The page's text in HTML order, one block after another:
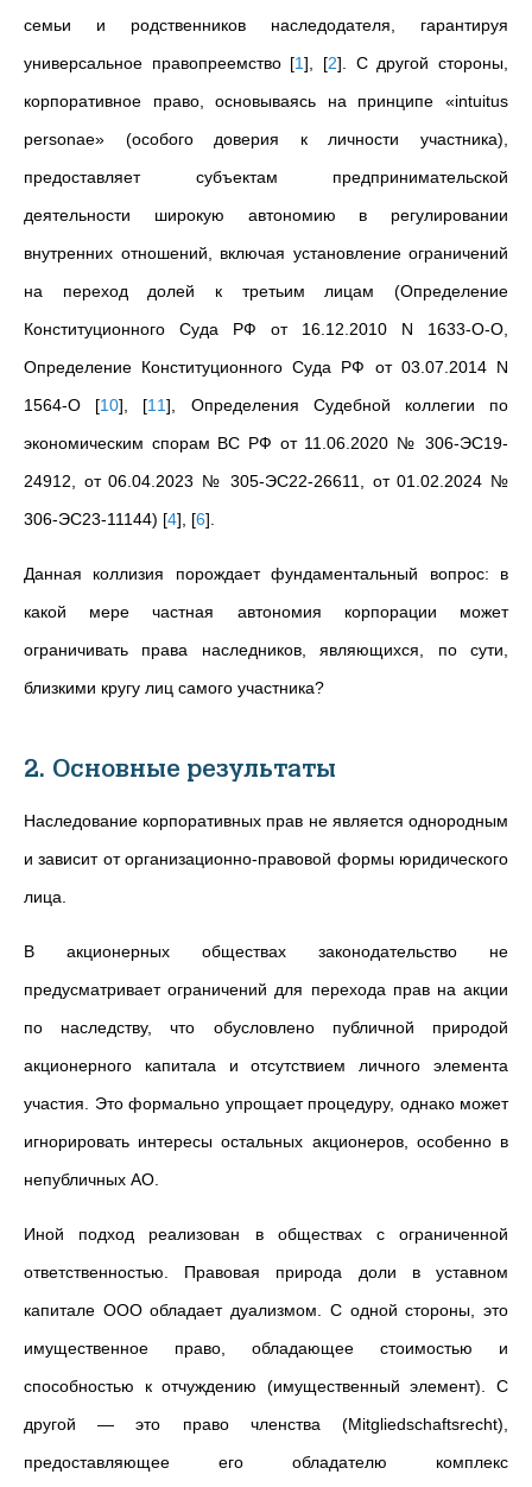
семьи и родственников наследодателя, гарантируя
универсальное правопреемство [1] [2] . С другой стороны,
корпоративное право, основываясь на принципе «intuitus
personae» (особого доверия к личности участника),
предоставляет субъектам предпринимательской
деятельности широкую автономию в регулировании
внутренних отношений, включая установление ограничений
на переход долей к третьим лицам (Определение
Конституционного Суда РФ от 16.12.2010 N 1633-О-О,
Определение Конституционного Суда РФ от 03.07.2014 N
1564-О [10] [11] , Определения Судебной коллегии по
экономическим спорам ВС РФ от 11.06.2020 № 306-ЭС19-
24912, от 06.04.2023 № 305-ЭС22-26611, от 01.02.2024 №
306-ЭС23-11144) [4] [6]
Данная коллизия порождает фундаментальный вопрос: в
какой мере частная автономия корпорации может
ограничивать права наследников, являющихся, по сути,
близкими кругу лиц самого участника?
2. Основные результаты
Наследование корпоративных прав не является однородным
и зависит от организационно-правовой формы юридического
лица.
В акционерных обществах законодательство не
предусматривает ограничений для перехода прав на акции
по наследству, что обусловлено публичной природой
акционерного капитала и отсутствием личного элемента
участия. Это формально упрощает процедуру, однако может
игнорировать интересы остальных акционеров, особенно в
непубличных АО.
Иной подход реализован в обществах с ограниченной
ответственностью. Правовая природа доли в уставном
капитале ООО обладает дуализмом. С одной стороны, это
имущественное право, обладающее стоимостью и
способностью к отчуждению (имущественный элемент). С
другой — это право членства (Mitgliedschaftsrecht),
предоставляющее его обладателю комплекс